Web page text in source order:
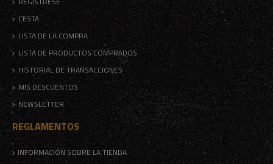
CESTA
LISTA DE LA COMPRA
LISTA DE PRODUCTOS COMPRADOS
HISTORIAL DE TRANSACCIONES
MIS DESCUENTOS
NEWSLETTER
REGLAMENTOS
INFORMACIÓN SOBRE LA TIENDA